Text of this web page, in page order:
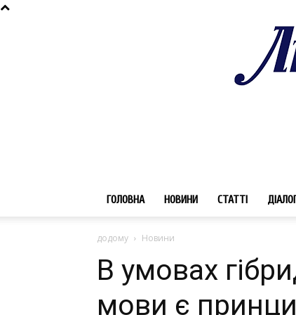
ГОЛОВНА НОВИНИ СТАТТІ
додому Новини
В умовах
мови є